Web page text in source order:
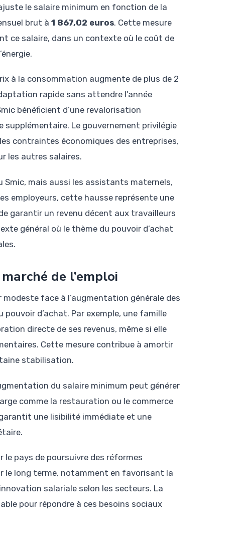
le salaire minimum en fonction de la
brut à 1 867,02 euros. Cette mesure
ce salaire, dans un contexte où le coût de
à la consommation augmente de plus de 2
rapide sans attendre l’année
bénéficient d’une revalorisation
supplémentaire. Le gouvernement privilégie
contraintes économiques des entreprises,
les autres salaires.
mais aussi les assistants maternels,
employeurs, cette hausse représente une
garantir un revenu décent aux travailleurs
général où le thème du pouvoir d’achat
de l’emploi
modeste face à l’augmentation générale des
d’achat. Par exemple, une famille
directe de ses revenus, même si elle
Cette mesure contribue à amortir
stabilisation.
du salaire minimum peut générer
comme la restauration ou le commerce
une lisibilité immédiate et une
pays de poursuivre des réformes
le long terme, notamment en favorisant la
salariale selon les secteurs. La
pour répondre à ces besoins sociaux